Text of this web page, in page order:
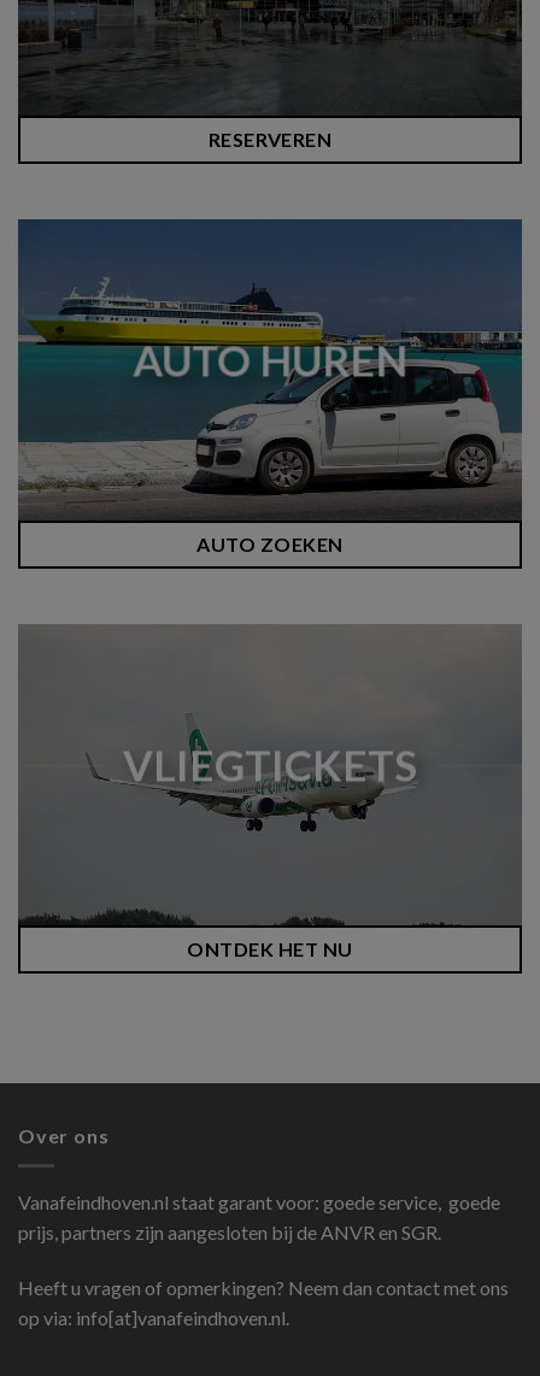
RESERVEREN
AUTO HUREN
AUTO ZOEKEN
VLIEGTICKETS
ONTDEK HET NU
Over ons
Vanafeindhoven.nl staat garant voor: goede service, goede
prijs, partners zijn aangesloten bij de ANVR en SGR.
Heeft u vragen of opmerkingen? Neem dan contact met ons
op via: info[at]vanafeindhoven.nl.